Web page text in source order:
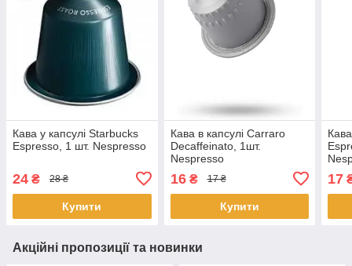
Кава у капсулі Starbucks
Espresso, 1 шт. Nespresso
24 ₴ 28 ₴
Купити
Кава в капсулі Carraro
Decaffeinato, 1шт.
Nespresso
16₴ 17 ₴
Купити
17
Акційні пропозиції та новинки